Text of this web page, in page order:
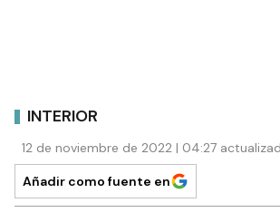
INTERIOR
12 de noviembre de 2022 | 04:27
Añadir como fuente en